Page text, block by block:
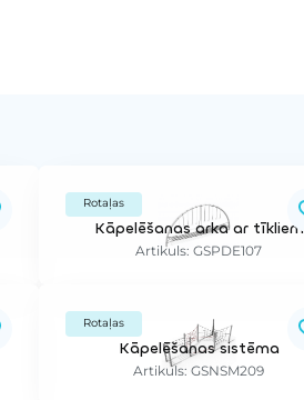
Rotaļas
Kāpelēšanas arka ar tīkliem
Artikuls: GSPDE107
Rotaļas
Kāpelēšanas sistēma
Artikuls: GSNSM209